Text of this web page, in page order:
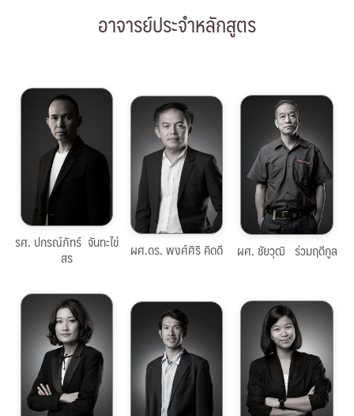
อาจารย์ประจำหลักสูตร
053-
944848
คลิกดูประวัติ
รศ. ปกรณ์ภัทร์ จันทะไข่
สร
053-
944848
pongsiri.k@cmu.ac.th
คลิกดู
ประวัติ
ผศ.ดร. พงศ์ศิริ คิดดี
053-
944848
chaivut.r@cmu.ac.th
คลิกดู
ประวัติ
ผศ. ชัยวุฒิ ร่วมฤดีกูล
053-
944848
053-
944848
trirat.sri@cmu.ac.th
053-
944848
thanistha.nuntha@cmu.ac.th